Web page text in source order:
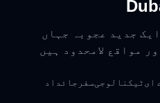
جدید عجوبہ جہاں
مواقع لامحدود ہیں
ایٹیکنالوجیسفر جائداد